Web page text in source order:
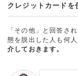
クレジットカードを
「その他」と回答さ
態を脱出した人も何
介しておきます。